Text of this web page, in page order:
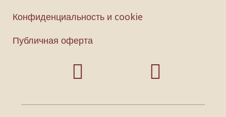
Конфиденциальность и cookie
Публичная оферта